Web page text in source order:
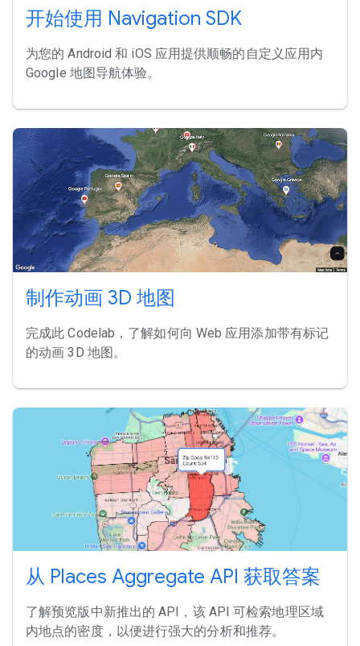
开始使用 Navigation SDK
为您的 Android 和 iOS 应用提供顺畅的自定义应用内
Google 地图导航体验。
制作动画 3D 地图
完成此 Codelab，了解如何向 Web 应用添加带有标记
的动画 3D 地图。
从 Places Aggregate API 获取答案
了解预览版中新推出的 API，该 API 可检索地理区域
内地点的密度，以便进行强大的分析和推荐。